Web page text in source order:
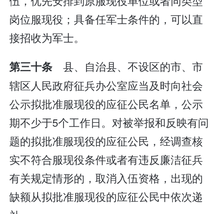
岗位服现役；具备任军士条件的，可以直
接招收为军士。
第三十条 县、自治县、不设区的市、市
辖区人民政府征兵办公室应当及时向社会
公示拟批准服现役的应征公民名单，公示
期不少于5个工作日。对被举报和反映有问
题的拟批准服现役的应征公民，经调查核
实不符合服现役条件或者有违反廉洁征兵
有关规定情形的，取消入伍资格，出现的
缺额从拟批准服现役的应征公民中依次递